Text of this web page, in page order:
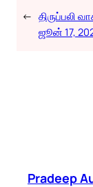
← திருப்பலி
ஜூன் 17,
Pradeep